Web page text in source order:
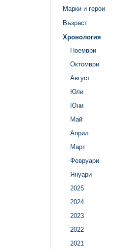
Марки и герои
Възраст
Хронология
Ноември
Октомври
Август
Юли
Юни
Май
Април
Март
Февруари
Януари
2025
2024
2023
2022
2021